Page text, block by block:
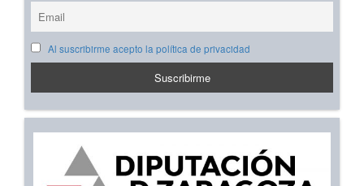
Al suscribirme acepto la política de privacidad